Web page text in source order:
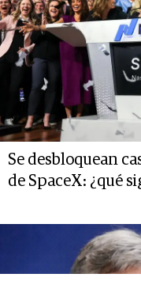
Se desbloquean
de SpaceX: ¿qué